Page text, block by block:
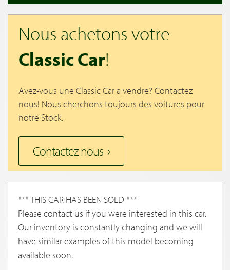
Nous achetons votre
Classic Car!
Avez-vous une Classic Car a vendre? Contactez
nous! Nous cherchons toujours des voitures pour
notre Stock.
Contactez nous
*** THIS CAR HAS BEEN SOLD ***
Please contact us if you were interested in this car.
Our inventory is constantly changing and we will
have similar examples of this model becoming
available soon.